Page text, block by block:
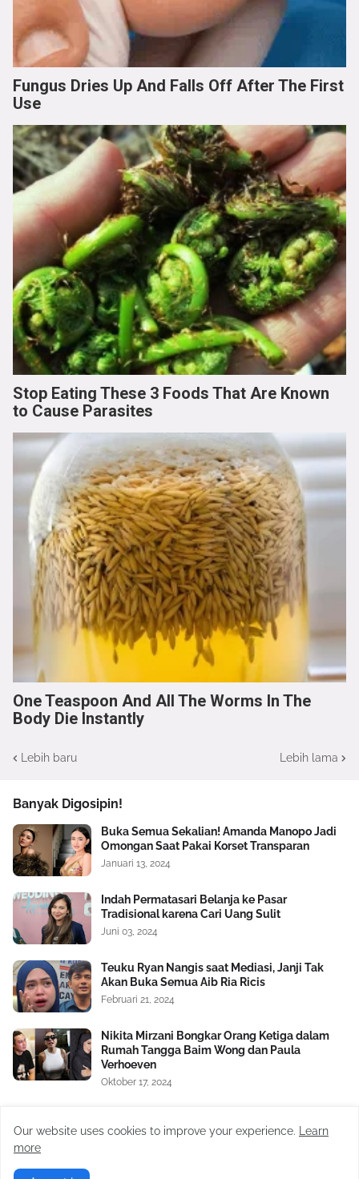
Fungus Dries Up And Falls Off After The First
Use
Stop Eating These 3 Foods That Are Known
to Cause Parasites
One Teaspoon And All The Worms In The
Body Die Instantly
Lebih baru Lebih lama
Banyak Digosipin!
Buka Semua Sekalian! Amanda Manopo Jadi
Omongan Saat Pakai Korset Transparan
Januari 13, 2024
Indah Permatasari Belanja ke Pasar
Tradisional karena Cari Uang Sulit
Juni 03, 2024
Teuku Ryan Nangis saat Mediasi, Janji Tak
Akan Buka Semua Aib Ria Ricis
Februari 21, 2024
Nikita Mirzani Bongkar Orang Ketiga dalam
Rumah Tangga Baim Wong dan Paula
Verhoeven
Oktober 17, 2024
Dibongkar, Berawal Sakit Hati pada Baim
Our website uses cookies to improve your experience.
Learn
more